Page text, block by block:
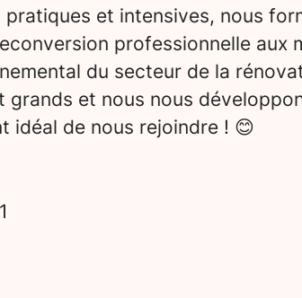
et intensives, nous
professionnelle aux
du secteur de la
grands et nous nous
idéal de nous rejoindre ! 😊